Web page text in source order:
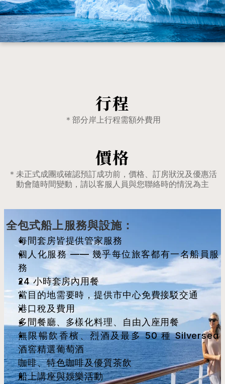
行程
＊部分岸上行程需額外費用
價格
＊未正式成團或確認預訂成功前，價格、訂房狀況及優惠活
動會隨時間變動，請以客服人員與您聯絡時的情況為主
全包式船上服務與設施：
每間套房皆提供管家服務
個人化服務 —— 幾乎每位旅客都有一名船員服
務
24 小時套房內用餐
當目的地需要時，提供市中心免費接駁交通
港口稅及費用
多間餐廳、多樣化料理、自由入座用餐
無限暢飲香檳、烈酒及最多 50 種 Silversea
酒窖精選葡萄酒
咖啡、特色咖啡及優質茶飲
船上講座與娛樂活動